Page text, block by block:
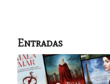
Entradas